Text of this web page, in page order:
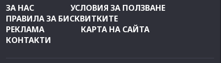
ЗА НАС
УСЛОВИЯ ЗА ПОЛЗВАНЕ
ПРАВИЛА ЗА БИСКВИТКИТЕ
РЕКЛАМА
КАРТА НА САЙТА
КОНТАКТИ